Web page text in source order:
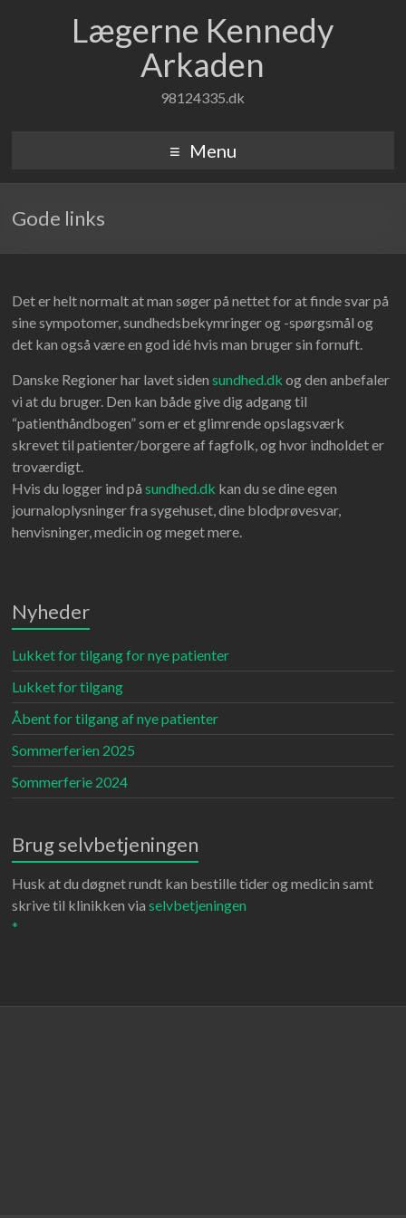
Lægerne Kennedy
Arkaden
98124335.dk
Menu
Gode links
Det er helt normalt at man søger på nettet for at finde svar på
sine sympotomer, sundhedsbekymringer og -spørgsmål og
det kan også være en god idé hvis man bruger sin fornuft.
Danske Regioner har lavet sidensundhed.dk og den anbefaler
vi at du bruger. Den kan både give dig adgang til
“patienthåndbogen” som er et glimrende opslagsværk
skrevet til patienter/borgere af fagfolk, og hvor indholdet er
troværdigt.
Hvis du logger ind påsundhed.dk kan du se dine egen
journaloplysninger fra sygehuset, dine blodprøvesvar,
henvisninger, medicin og meget mere.
Nyheder
Lukket for tilgang for nye patienter
Lukket for tilgang
Åbent for tilgang af nye patienter
Sommerferien 2025
Sommerferie 2024
Brug selvbetjeningen
Husk at du døgnet rundt kan bestille tider og medicin samt
skrive til klinikken viaselvbetjeningen
*